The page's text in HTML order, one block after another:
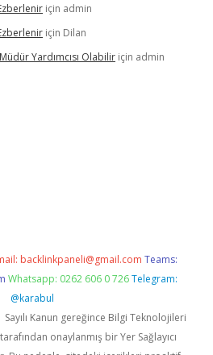
için admin
için Dilan
Yardımcısı Olabilir için admin
backlinkpaneli@gmail.com Teams:
Whatsapp: 0262 606 0 726 Telegram:
@karabul
Sayılı Kanun gereğince Bilgi Teknolojileri
onaylanmış bir Yer Sağlayıcı